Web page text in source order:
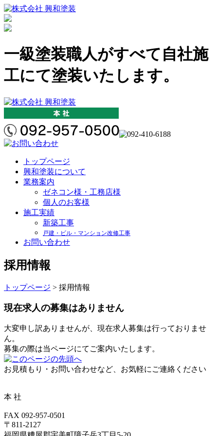
一級塗装職人がすべて自社施
工にて塗装いたします。
トップページ
興和塗装について
業務案内
ゼネコン様・工務店様
個人のお客様
施工実績
新築工事
戸建・ビル・マンション改修工事
お問い合わせ
採用情報
トップページ > 採用情報
現在求人の募集はありません
大変申し訳ありませんが、現在求人募集は行っておりませ
ん。
募集の際は当ページにてご案内いたします。
お見積もり・お問い合わせなど、お気軽にご連絡ください
本 社
FAX 092-957-0501
〒811-2127